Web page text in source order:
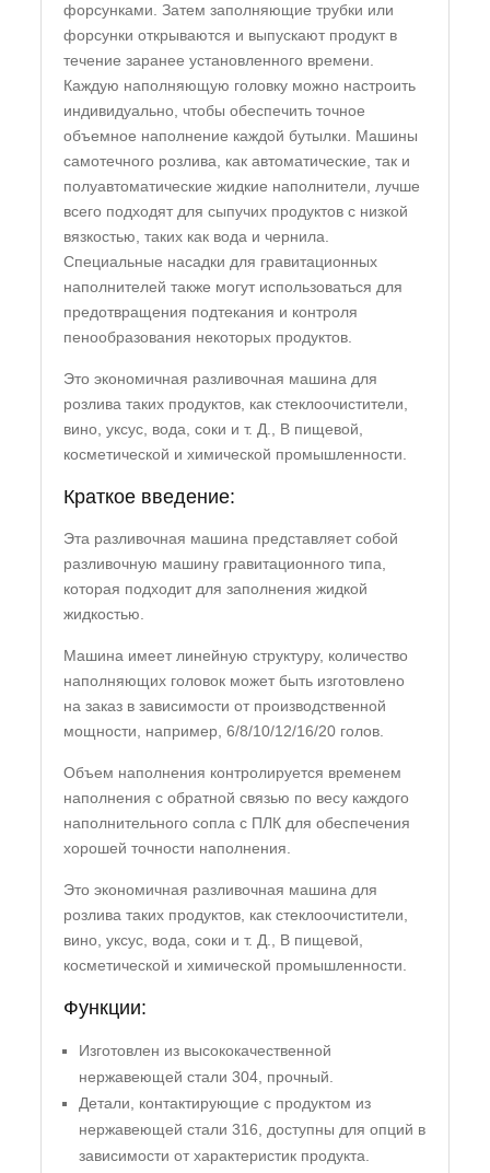
форсунками. Затем заполняющие трубки или
форсунки открываются и выпускают продукт в
течение заранее установленного времени.
Каждую наполняющую головку можно настроить
индивидуально, чтобы обеспечить точное
объемное наполнение каждой бутылки. Машины
самотечного розлива, как автоматические, так и
полуавтоматические жидкие наполнители, лучше
всего подходят для сыпучих продуктов с низкой
вязкостью, таких как вода и чернила.
Специальные насадки для гравитационных
наполнителей также могут использоваться для
предотвращения подтекания и контроля
пенообразования некоторых продуктов.
Это экономичная разливочная машина для
розлива таких продуктов, как стеклоочистители,
вино, уксус, вода, соки и т. Д., В пищевой,
косметической и химической промышленности.
Краткое введение:
Эта разливочная машина представляет собой
разливочную машину гравитационного типа,
которая подходит для заполнения жидкой
жидкостью.
Машина имеет линейную структуру, количество
наполняющих головок может быть изготовлено
на заказ в зависимости от производственной
мощности, например, 6/8/10/12/16/20 голов.
Объем наполнения контролируется временем
наполнения с обратной связью по весу каждого
наполнительного сопла с ПЛК для обеспечения
хорошей точности наполнения.
Это экономичная разливочная машина для
розлива таких продуктов, как стеклоочистители,
вино, уксус, вода, соки и т. Д., В пищевой,
косметической и химической промышленности.
Функции:
Изготовлен из высококачественной
нержавеющей стали 304, прочный.
Детали, контактирующие с продуктом из
нержавеющей стали 316, доступны для опций в
зависимости от характеристик продукта.